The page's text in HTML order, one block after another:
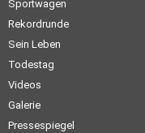
Sportwagen
Rekordrunde
Sein Leben
Todestag
Videos
Galerie
Pressespiegel